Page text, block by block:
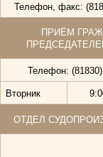
Телефон, факс:
ПРИЁМ
Телефон:
Вторник
ОТДЕЛ